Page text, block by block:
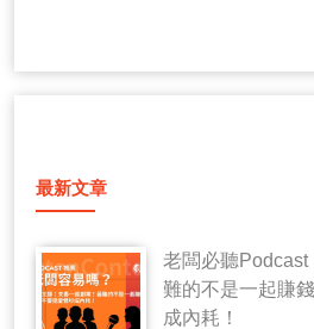
最新文章
老闆必聽Podcast
難的不是一起賺
成內耗！